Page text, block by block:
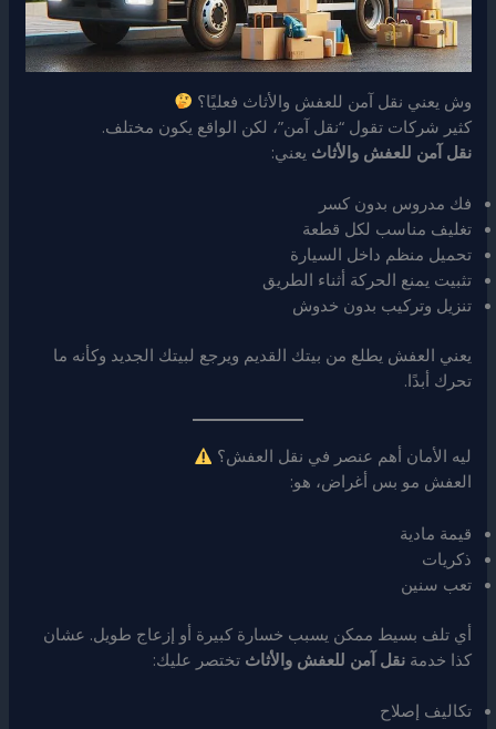
وش يعني نقل آمن للعفش والأثاث فعليًا؟
كثير شركات تقول “نقل آمن”، لكن الواقع يكون مختلف.
نقل آمن للعفش والأثاث يعني:
فك مدروس بدون كسر
تغليف مناسب لكل قطعة
تحميل منظم داخل السيارة
تثبيت يمنع الحركة أثناء الطريق
تنزيل وتركيب بدون خدوش
يعني العفش يطلع من بيتك القديم ويرجع لبيتك الجديد وكأنه ما
تحرك أبدًا.
ليه الأمان أهم عنصر في نقل العفش؟
العفش مو بس أغراض، هو:
قيمة مادية
ذكريات
تعب سنين
أي تلف بسيط ممكن يسبب خسارة كبيرة أو إزعاج طويل. عشان
كذا خدمةنقل آمن للعفش والأثاث تختصر عليك:
تكاليف إصلاح